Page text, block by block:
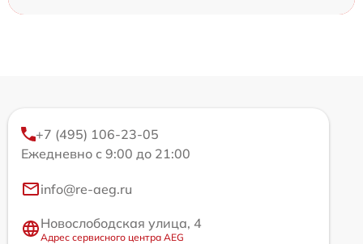
+7 (495) 106-23-05
Ежедневно с 9:00 до 21:00
info@re-aeg.ru
Новослободская улица, 4
Адрес сервисного центра AEG